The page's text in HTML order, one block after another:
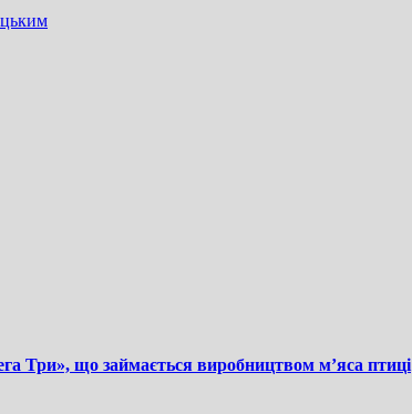
Три», що займається виробництвом м’яса птиці